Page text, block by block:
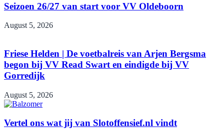
Seizoen 26/27 van start voor VV Oldeboorn
August 5, 2026
Friese Helden | De voetbalreis van Arjen Bergsma
begon bij VV Read Swart en eindigde bij VV
Gorredijk
August 5, 2026
Vertel ons wat jij van Slotoffensief.nl vindt